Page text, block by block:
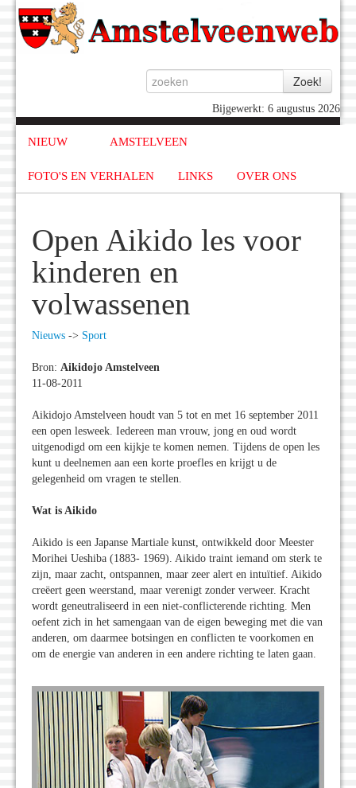
Bijgewerkt: 6 augustus 2026
NIEUW AMSTELVEEN
FOTO'S EN VERHALEN LINKS OVER ONS
Open Aikido les voor
kinderen en
volwassenen
Nieuws -> Sport
Bron: Aikidojo Amstelveen
11-08-2011
Aikidojo Amstelveen houdt van 5 tot en met 16 september 2011
een open lesweek. Iedereen man vrouw, jong en oud wordt
uitgenodigd om een kijkje te komen nemen. Tijdens de open les
kunt u deelnemen aan een korte proefles en krijgt u de
gelegenheid om vragen te stellen.
Wat is Aikido
Aikido is een Japanse Martiale kunst, ontwikkeld door Meester
Morihei Ueshiba (1883- 1969). Aikido traint iemand om sterk te
zijn, maar zacht, ontspannen, maar zeer alert en intuïtief. Aikido
creëert geen weerstand, maar verenigt zonder verweer. Kracht
wordt geneutraliseerd in een niet-conflicterende richting. Men
oefent zich in het samengaan van de eigen beweging met die van
anderen, om daarmee botsingen en conflicten te voorkomen en
om de energie van anderen in een andere richting te laten gaan.